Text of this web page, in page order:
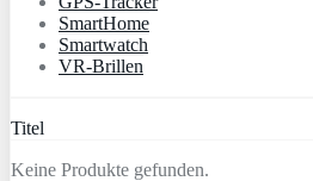
SmartHome
Smartwatch
VR-Brillen
Titel
Keine Produkte gefunden.